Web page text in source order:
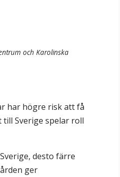
och Karolinska
har högre risk att få
till Sverige spelar roll
desto färre
ger